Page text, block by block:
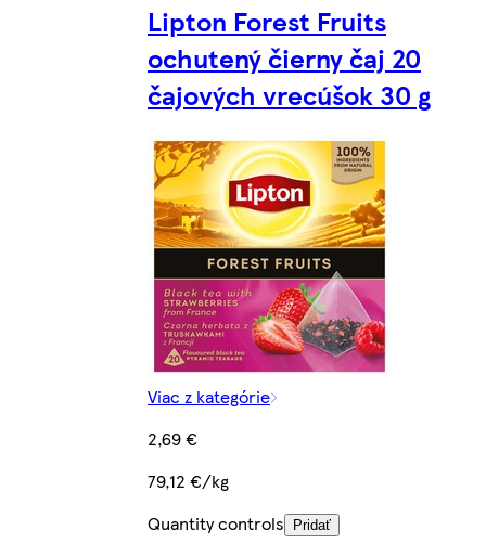
Lipton Forest Fruits
ochutený čierny čaj 20
čajových vrecúšok 30 g
Viac z kategórie
2,69 €
79,12 €/kg
Quantity controls
Pridať